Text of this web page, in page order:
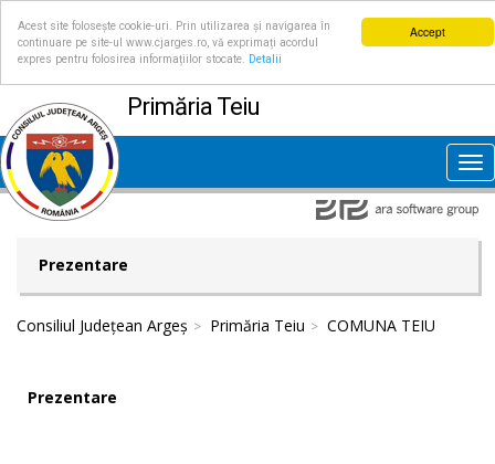
Accept
Acest site folosește cookie-uri. Prin utilizarea și navigarea în
continuare pe site-ul www.cjarges.ro, vă exprimați acordul
expres pentru folosirea informațiilor stocate.
Detalii
Primăria Teiu
Prezentare
Consiliul Județean Argeș Primăria Teiu COMUNA TEIU
Prezentare